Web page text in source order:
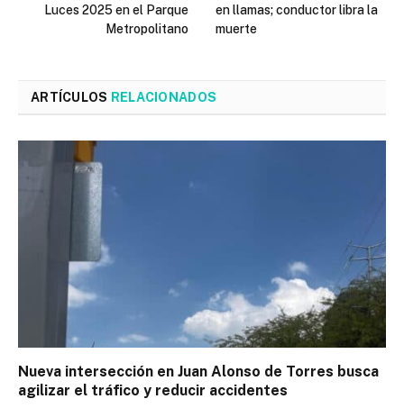
Luces 2025 en el Parque
Metropolitano
en llamas; conductor libra la
muerte
ARTÍCULOS RELACIONADOS
Nueva intersección en Juan Alonso de Torres busca
agilizar el tráfico y reducir accidentes